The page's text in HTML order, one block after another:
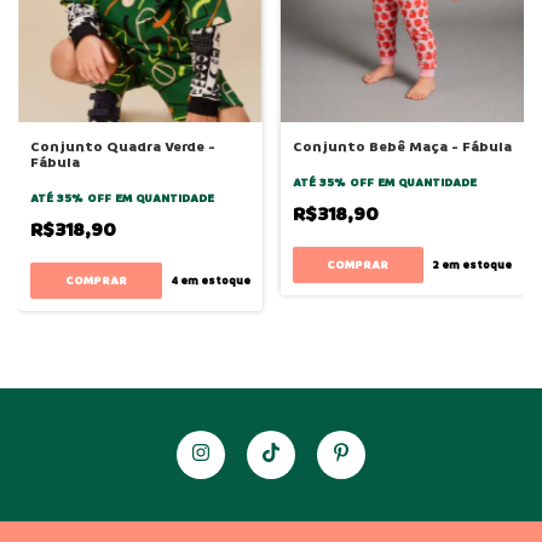
Conjunto Quadra Verde -
Fábula
ATÉ 35% OFF EM QUANTIDADE
R$318,90
COMPRAR 4em estoque
Conjunto Bebê Maça - Fábula
ATÉ 35% OFF EM QUANTIDADE
R$318,90
COMPRAR 2 em estoque